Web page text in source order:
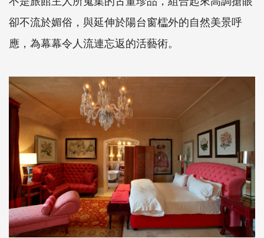
卻不流於媚俗，與延伸於陽台窗櫺外的自然美景呼
應，為幕幕令人流連忘返的活藝術。